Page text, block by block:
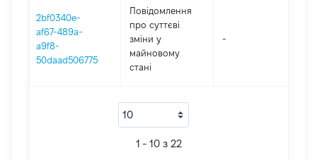
2bf0340e-
af67-489a-
a9f8-
50daad506775
Повідомлення
про суттєві
зміни y
майновому
стані
-
1 - 10 з 22